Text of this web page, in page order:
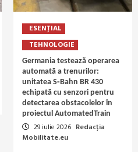
ESENȚIAL
TEHNOLOGIE
Germania testează operarea
automată a trenurilor:
unitatea S‑Bahn BR 430
echipată cu senzori pentru
detectarea obstacolelor în
proiectul AutomatedTrain
29 iulie 2026 Redacția
Mobilitate.eu